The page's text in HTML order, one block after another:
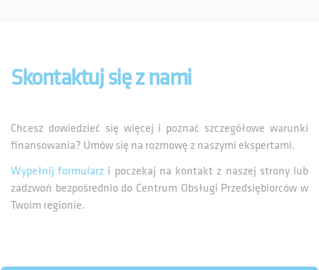
Skontaktuj się z nami
Chcesz dowiedzieć się więcej i poznać szczegółowe warunki
finansowania? Umów się na rozmowę z naszymi ekspertami.
Wypełnij formularz i poczekaj na kontakt z naszej strony lub
zadzwoń bezpośrednio do Centrum Obsługi Przedsiębiorców w
Twoim regionie.